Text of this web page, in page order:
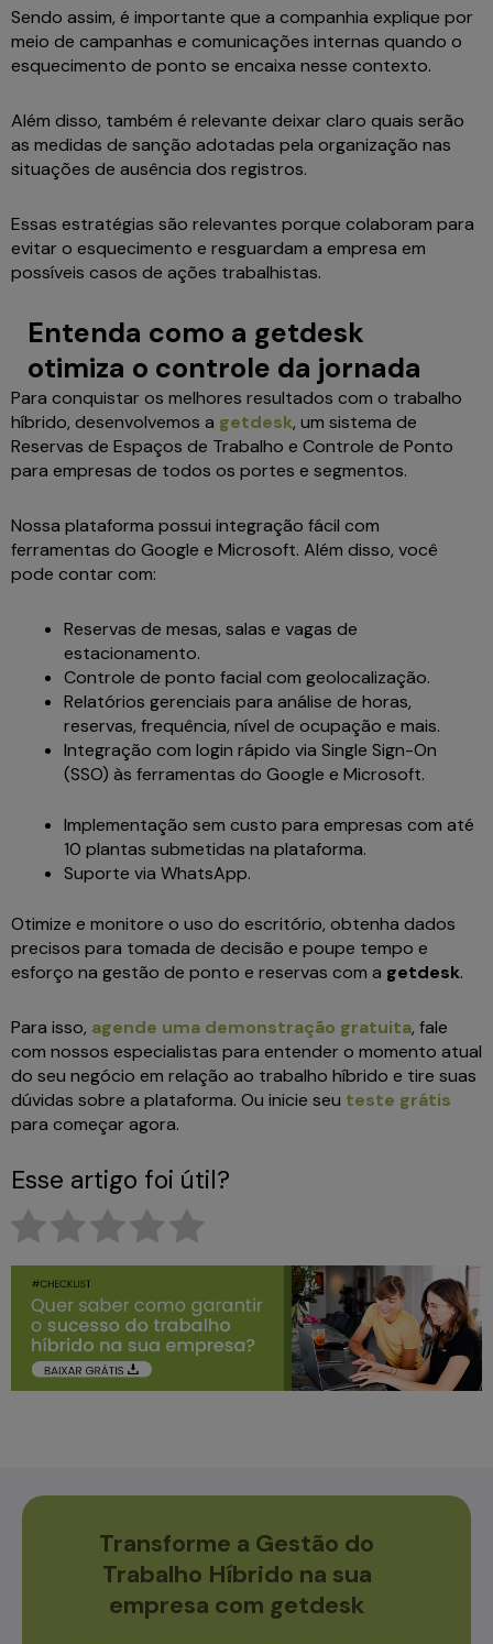
Sendo assim, é importante que a companhia explique por
meio de campanhas e comunicações internas quando o
esquecimento de ponto se encaixa nesse contexto.
Além disso, também é relevante deixar claro quais serão
as medidas de sanção adotadas pela organização nas
situações de ausência dos registros.
Essas estratégias são relevantes porque colaboram para
evitar o esquecimento e resguardam a empresa em
possíveis casos de ações trabalhistas.
Entenda como a getdesk
otimiza o controle da jornada
Para conquistar os melhores resultados com o trabalho
híbrido, desenvolvemos a getdesk, um sistema de
Reservas de Espaços de Trabalho e Controle de Ponto
para empresas de todos os portes e segmentos.
Nossa plataforma possui integração fácil com
ferramentas do Google e Microsoft. Além disso, você
pode contar com:
Reservas de mesas, salas e vagas de
estacionamento.
Controle de ponto facial com geolocalização.
Relatórios gerenciais para análise de horas,
reservas, frequência, nível de ocupação e mais.
Integração com login rápido via Single Sign-On
(SSO) às ferramentas do Google e Microsoft.
Implementação sem custo para empresas com até
10 plantas submetidas na plataforma.
Suporte via WhatsApp.
Otimize e monitore o uso do escritório, obtenha dados
precisos para tomada de decisão e poupe tempo e
esforço na gestão de ponto e reservas com a getdesk.
Para isso, agende uma demonstração gratuita, fale
com nossos especialistas para entender o momento atual
do seu negócio em relação ao trabalho híbrido e tire suas
dúvidas sobre a plataforma. Ou inicie seu teste grátis
para começar agora.
Esse artigo foi útil?
Transforme a Gestão do
Trabalho Híbrido na sua
empresa com getdesk